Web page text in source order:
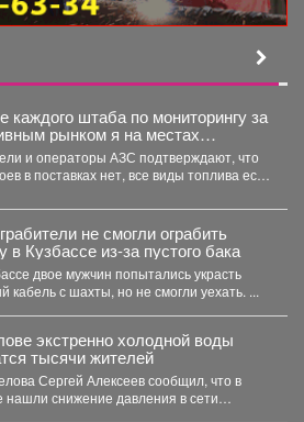
каждого штаба по мониторингу за
рынком я на местах
соответствует ли озвученная
действительности.
и операторы АЗС подтверждают, что
в поставках нет, все виды топлива есть
не смогли ограбить
в Кузбассе из-за пустого бака
двое мужчин попытались украсть
медный кабель с шахты, но не смогли уехать. ...
экстренно холодной воды
тысячи жителей
Сергей Алексеев сообщил, что в
нашли снижение давления в сети